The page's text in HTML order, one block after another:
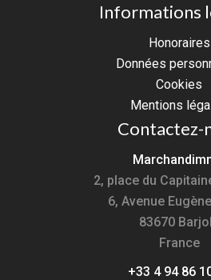
Informations
Honoraires
Données
Cookies
Mentions
Contactez-
2, place du
6, Avenue
83670
France
+33 4 94 86